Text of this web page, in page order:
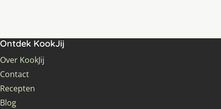
Ontdek KookJij
Over KookJij
Contact
Recepten
Blog